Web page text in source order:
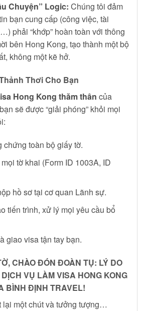
Chuyện” Logic: Chúng tôi đảm
bạn cung cấp (công việc, tài
phải “khớp” hoàn toàn với thông
bên Hong Kong, tạo thành một bộ
không một kẽ hở.
Thơi Cho Bạn
Hong Kong thăm thân của
sẽ được “giải phóng” khỏi mọi
chứng toàn bộ giấy tờ.
tờ khai (Form ID 1003A, ID
hồ sơ tại cơ quan Lãnh sự.
tiến trình, xử lý mọi yêu cầu bổ
giao visa tận tay bạn.
CHÀO ĐÓN ĐOÀN TỤ: LÝ DO
VỤ LÀM VISA HONG KONG
BÌNH ĐỊNH TRAVEL!
lại một chút và tưởng tượng…